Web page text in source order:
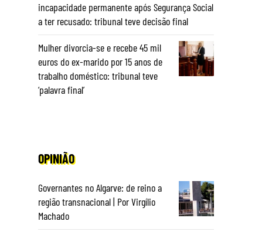
incapacidade permanente após Segurança Social
a ter recusado: tribunal teve decisão final
Mulher divorcia-se e recebe 45 mil
euros do ex-marido por 15 anos de
trabalho doméstico: tribunal teve
‘palavra final’
OPINIÃO
Governantes no Algarve: de reino a
região transnacional | Por Virgílio
Machado